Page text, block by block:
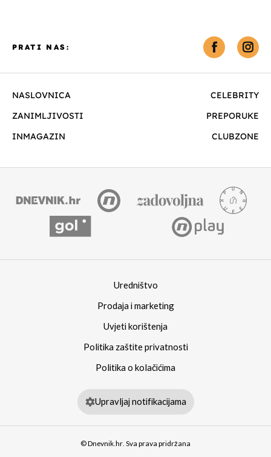
NASLOVNICA
CELEBRITY
ZANIMLJIVOSTI
PREPORUKE
INMAGAZIN
CLUBZONE
PRATI NAS:
Uredništvo
Prodaja i marketing
Uvjeti korištenja
Politika zaštite privatnosti
Politika o kolačićima
Upravljaj notifikacijama
© Dnevnik.hr. Sva prava pridržana